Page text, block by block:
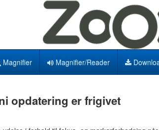
Magnifier Magnifier/Reader
opdatering er frigivet